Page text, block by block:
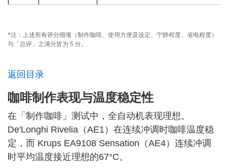
*注：上述所有评分细项（制作咖啡、使用方便及设定、宁静程度、省电程度）
与「总评」之满分皆为 5 分。
返回目录
咖啡制作表现与温度稳定性
在「制作咖啡」测试中，全自动机表现理想。
De'Longhi Rivelia（AE1）在连续冲调时咖啡温度稳
定，而 Krups EA9108 Sensation（AE4）连续冲调
时平均温度接近理想的67°C。